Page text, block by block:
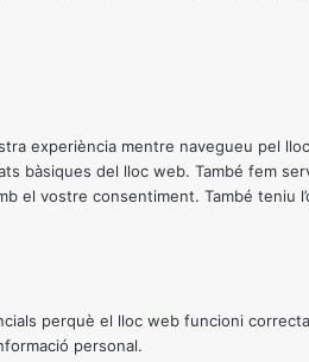
experiència mentre navegueu pel
bàsiques del lloc web. També fem
el vostre consentiment. També
perquè el lloc web funcioni
personal.